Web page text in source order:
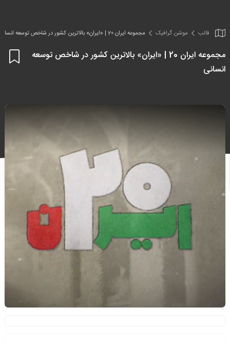
قالب موشن گرافیک مجموعه ایران 20 | «ایران» بالاترین کشور در شاخص توسعه انسانی
مجموعه ایران 20 | «ایران» بالاترین کشور در شاخص توسعه
انسانی